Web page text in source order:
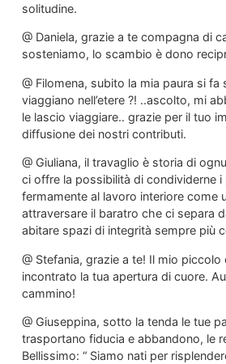
solitudine.
@ Daniela, grazie a te compagna di
sosteniamo, lo scambio è dono
@ Filomena, subito la mia paura si fa
viaggiano nell’etere ?! ..ascolto, mi
le lascio viaggiare.. grazie per il tuo
diffusione dei nostri contributi.
@ Giuliana, il travaglio è storia di
ci offre la possibilità di condividerne
fermamente al lavoro interiore come
attraversare il baratro che ci separa
abitare spazi di integrità sempre più
@ Stefania, grazie a te! Il mio
incontrato la tua apertura di cuore.
cammino!
@ Giuseppina, sotto la tenda le tue
trasportano fiducia e abbandono, le
Bellissimo: “ Siamo nati per